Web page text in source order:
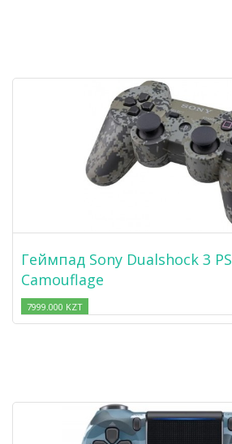
Геймпад Sony Dualshock 3
Camouflage
7999.000 KZT